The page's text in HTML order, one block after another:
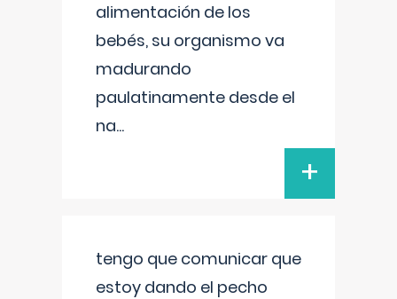
alimentación de los
bebés, su organismo va
madurando
paulatinamente desde el
na...
+
tengo que comunicar que
estoy dando el pecho